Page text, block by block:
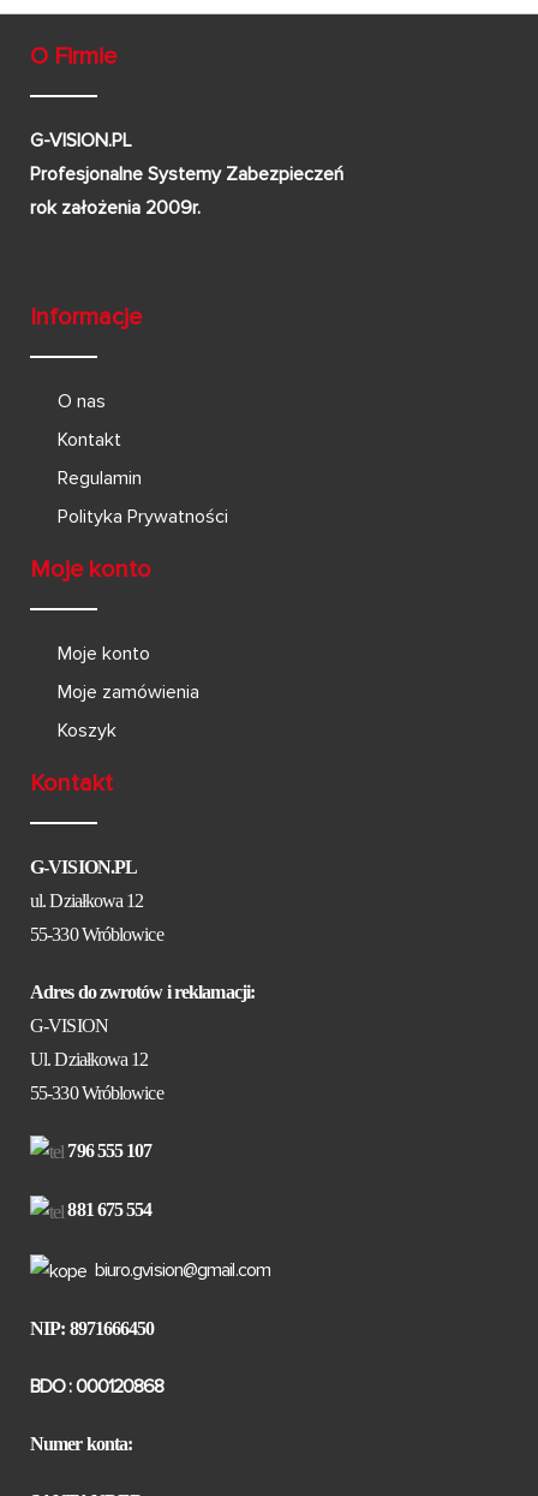
O Firmie
G-VISION.PL
Profesjonalne Systemy Zabezpieczeń
rok założenia 2009r.
Informacje
O nas
Kontakt
Regulamin
Polityka Prywatności
Moje konto
Moje konto
Moje zamówienia
Koszyk
Kontakt
G-VISION.PL
ul. Działkowa 12
55-330 Wróblowice
Adres do zwrotów i reklamacji:
G-VISION
Ul. Działkowa 12
55-330 Wróblowice
796 555 107
881 675 554
biuro.gvision@gmail.com
NIP: 8971666450
BDO : 000120868
Numer konta: